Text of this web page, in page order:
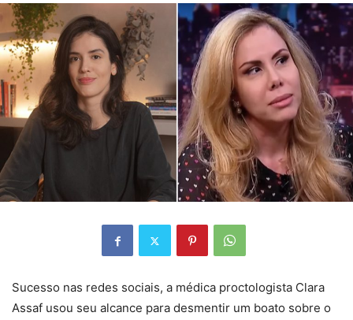
Sucesso nas redes sociais, a médica proctologista Clara
Assaf usou seu alcance para desmentir um boato sobre o